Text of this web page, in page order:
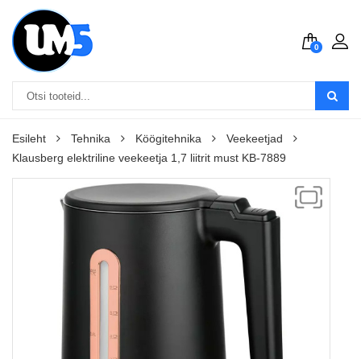
0
Esileht Tehnika Köögitehnika
Veekeetjad
Klausberg elektriline veekeetja 1,7 liitrit must KB-7889